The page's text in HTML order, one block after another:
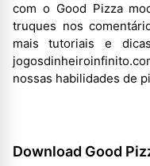
com o Good Pizza
truques nos
mais tutoriais e
nossas habilidades de
Download Good